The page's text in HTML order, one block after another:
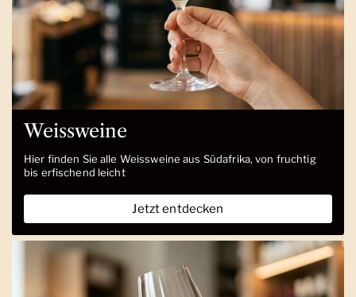
Weissweine
Hier finden Sie alle Weissweine aus Südafrika, von fruchtig
bis erfischend leicht
Jetzt entdecken